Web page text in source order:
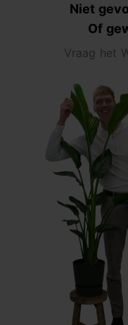
Niet
Of
Vraag het